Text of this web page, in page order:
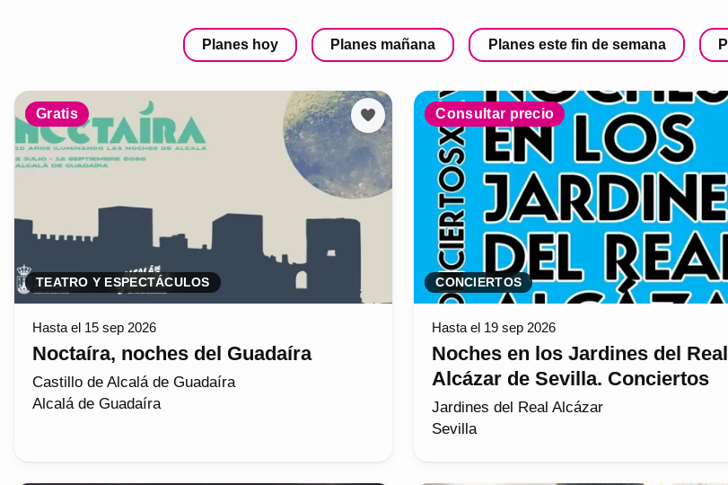
Planes hoy Planes mañana Planes este fin de semana
Gratis
TEATRO Y ESPECTÁCULOS
Hasta el 15 sep 2026
Noctaíra, noches del Guadaíra
Castillo de Alcalá de Guadaíra
Alcalá de Guadaíra
Consultar precio
CONCIERTOS
Hasta el 19 sep 2026
Noches en los Jardines del Real
Alcázar de Sevilla. Conciertos
Jardines del Real Alcázar
Sevilla